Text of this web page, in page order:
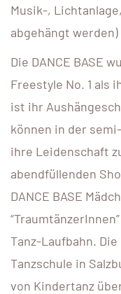
Musik-,
abgehängt
Die DANCE BASE
Freestyle No. 1 als
ist ihr
können in der
ihre Leidenschaft
abendfüllenden
DANCE BASE
Tanz-Laufbahn. Die
Tanzschule in
von Kindertanz